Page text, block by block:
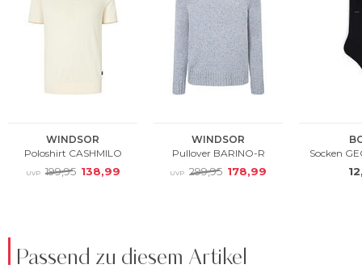
Passend zu diesem Artikel